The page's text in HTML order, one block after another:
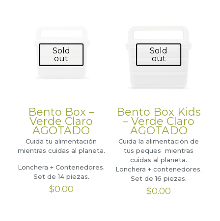
Sold
out
Bento Box –
Verde Claro
AGOTADO
Cuida tu alimentación
mientras cuidas al planeta.
Lonchera + Contenedores.
Set de 14 piezas.
$0.00
Sold
out
Bento Box Kids
– Verde Claro
AGOTADO
Cuida la alimentación de
tus peques mientras
cuidas al planeta.
Lonchera + contenedores.
Set de 16 piezas.
$0.00